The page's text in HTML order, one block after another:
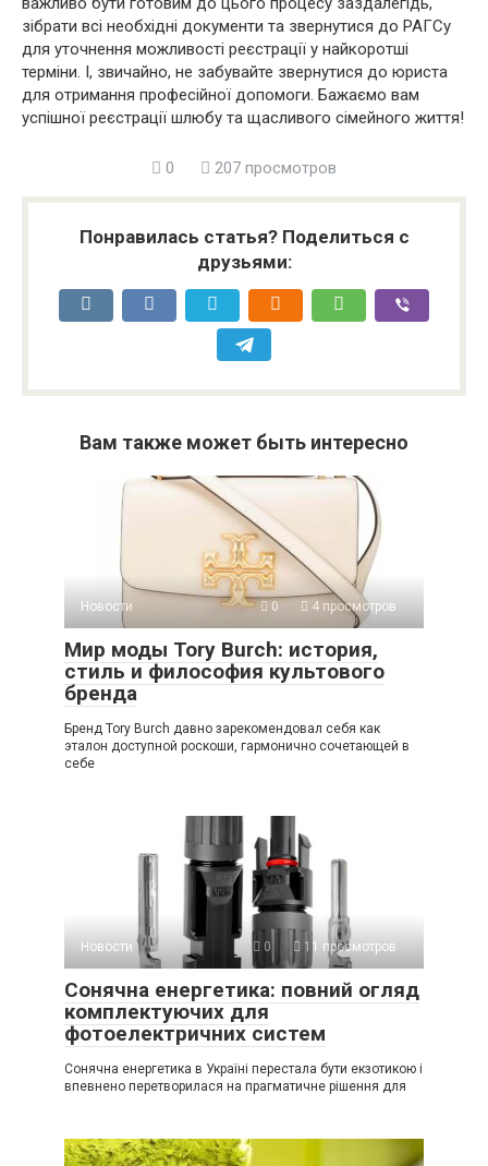
зібрати всі необхідні документи та звернутися до РАГСу
для уточнення можливості реєстрації у найкоротші
терміни. І, звичайно, не забувайте звернутися до юриста
для отримання професійної допомоги. Бажаємо вам
успішної реєстрації шлюбу та щасливого сімейного життя!
0 207 просмотров
Понравилась статья? Поделиться с
друзьями:
Вам также может быть интересно
Новости 0 4 просмотров
Мир моды Tory Burch: история,
стиль и философия культового
бренда
Бренд Tory Burch давно зарекомендовал себя как
эталон доступной роскоши, гармонично сочетающей в
себе
Новости 0 11 просмотров
Сонячна енергетика: повний огляд
комплектуючих для
фотоелектричних систем
Сонячна енергетика в Україні перестала бути екзотикою і
впевнено перетворилася на прагматичне рішення для